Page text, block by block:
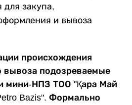
для закупа,
и вывоза
происхождения
вывоза подозреваемые
мини-НПЗ ТОО "Қара Май
Bazis". Формально